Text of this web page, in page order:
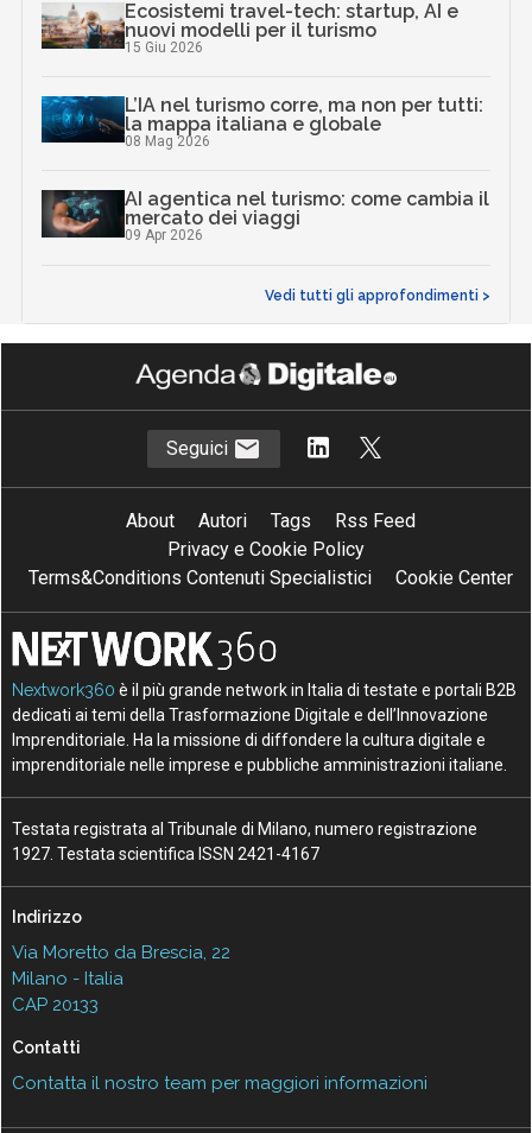
Ecosistemi travel-tech: startup, AI e
nuovi modelli per il turismo
15 Giu 2026
L’IA nel turismo corre, ma non per tutti:
la mappa italiana e globale
08 Mag 2026
AI agentica nel turismo: come cambia il
mercato dei viaggi
09 Apr 2026
Vedi tutti gli approfondimenti >
Seguici
About Autori Tags
Rss Feed
Privacy e Cookie Policy
Terms&Conditions Contenuti Specialistici
Cookie Center
Nextwork360 è il più grande network in Italia di testate e portali B2B
dedicati ai temi della Trasformazione Digitale e dell’Innovazione
Imprenditoriale. Ha la missione di diffondere la cultura digitale e
imprenditoriale nelle imprese e pubbliche amministrazioni italiane.
Testata registrata al Tribunale di Milano, numero registrazione
1927. Testata scientifica ISSN 2421-4167
Indirizzo
Via Moretto da Brescia, 22
Milano - Italia
CAP 20133
Contatti
Contatta il nostro team per maggiori informazioni